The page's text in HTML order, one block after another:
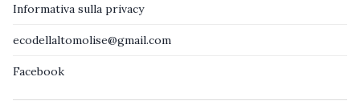
Informativa sulla privacy
ecodellaltomolise@gmail.com
Facebook